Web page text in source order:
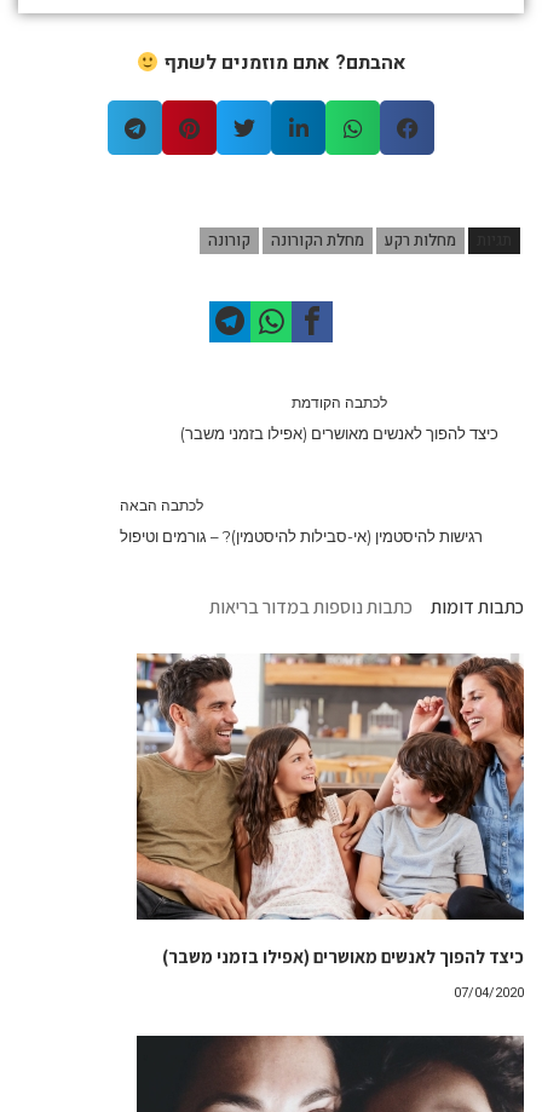
אהבתם? אתם מוזמנים לשתף
מחלות רקע מחלת הקורונה קורונה
לכתבה הקודמת
כיצד להפוך לאנשים מאושרים (אפילו בזמני משבר)
לכתבה הבאה
רגישות להיסטמין (אי-סבילות להיסטמין)? – גורמים וטיפול
כתבות דומות כתבות נוספות במדור בריאות
כיצד להפוך לאנשים מאושרים (אפילו בזמני משבר)
07/04/2020